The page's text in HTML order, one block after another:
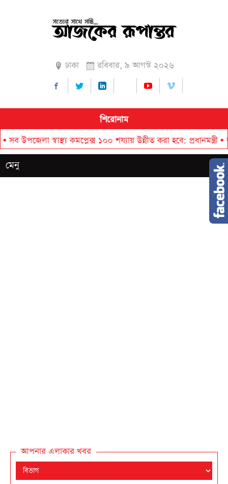
ঢাকা রবিবার, ৯ আগস্ট ২০২৬
শিরোনাম
স্বাস্থ্য কমপ্লেক্স ১০০ শয্যায় উন্নীত করা হবে: প্রধানমন্ত্রী•
মেনু
আপনার এলাকার খবর